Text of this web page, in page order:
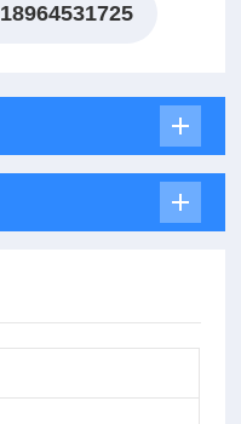
18964531725